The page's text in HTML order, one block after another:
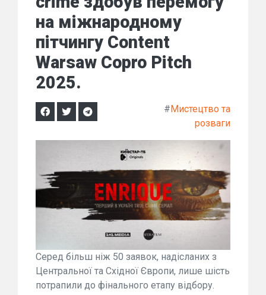
на міжнародному
пітчингу Content
Warsaw Copro Pitch
2025.
#Мистецтво та
розваги
Серед більш ніж 50 заявок, надісланих з
Центральної та Східної Європи, лише шість
потрапили до фінального етапу відбору.